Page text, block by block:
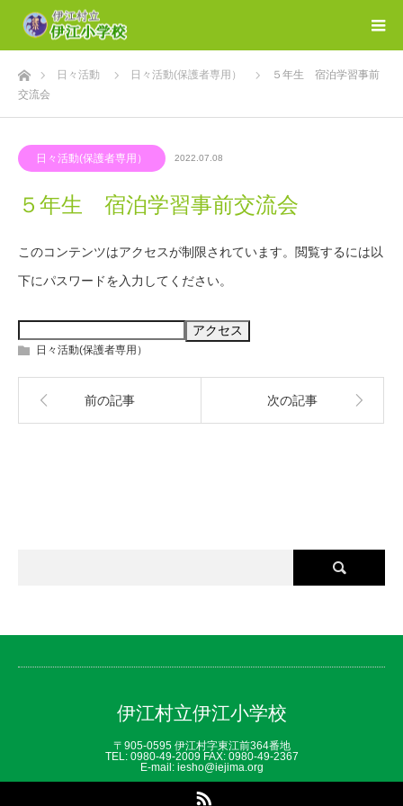
ホーム日々活動 日々活動(保護者専用）
５年生 宿泊学習事前
交流会
日々活動(保護者専用） 2022.07.08
５年生 宿泊学習事前交流会
このコンテンツはアクセスが制限されています。閲覧するには以
下にパスワードを入力してください。
日々活動(保護者専用）
前の記事 次の記事
伊江村立伊江小学校
〒905-0595 伊江村字東江前364番地
TEL: 0980‐49‐2009 FAX: 0980‐49‐2367
E-mail: iesho@iejima.org